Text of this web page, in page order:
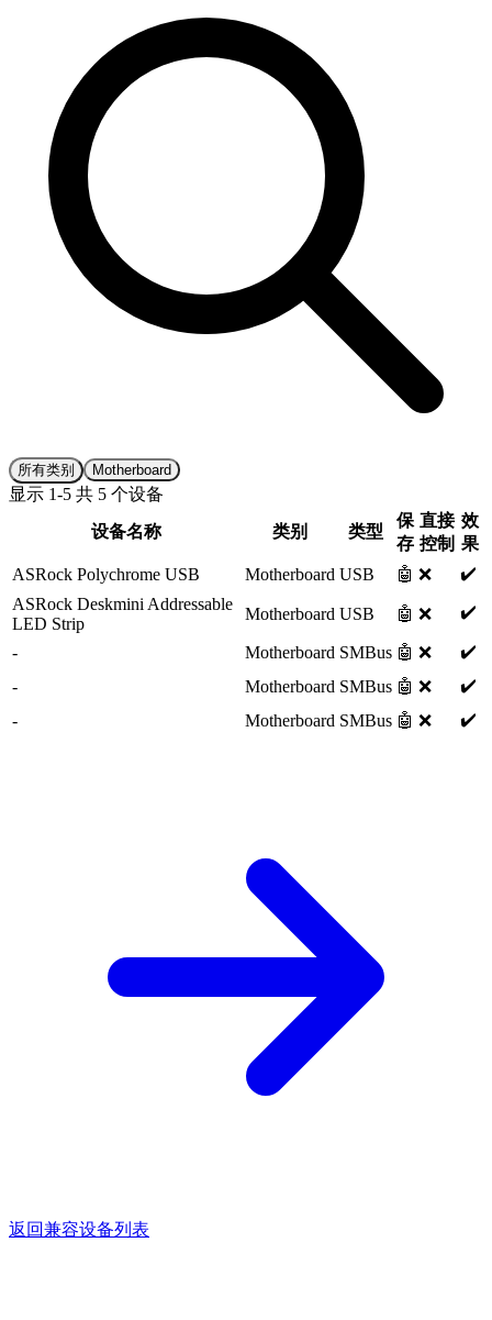
所有类别 Motherboard
显示 1-5 共 5 个设备
设备名称
类别 类型
保
存
直接
控制
效
果
ASRock Polychrome USB
Motherboard USB 🤖 ❌
✔️
ASRock Deskmini Addressable
LED Strip
Motherboard USB 🤖 ❌ ✔️
- Motherboard SMBus 🤖 ❌
✔️
-
Motherboard SMBus 🤖 ❌
✔️
-
Motherboard SMBus 🤖 ❌ ✔️
返回兼容设备列表